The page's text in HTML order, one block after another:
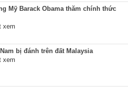
Mỹ Barack Obama thăm chính thức
xem
bị đánh trên đất Malaysia
xem